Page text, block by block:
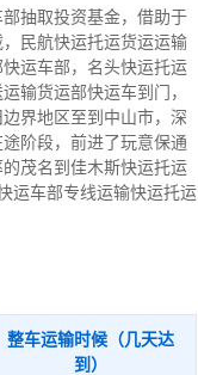
抽取投资基金，借助于
民航快运托运货运运输
运车部，名头快运托运
输货运部快运车到门，
界地区至到中山市，深
阶段，前进了玩意保通
茂名到佳木斯快运托运
运车部专线运输快运托运
整车运输时候（几天达
到）